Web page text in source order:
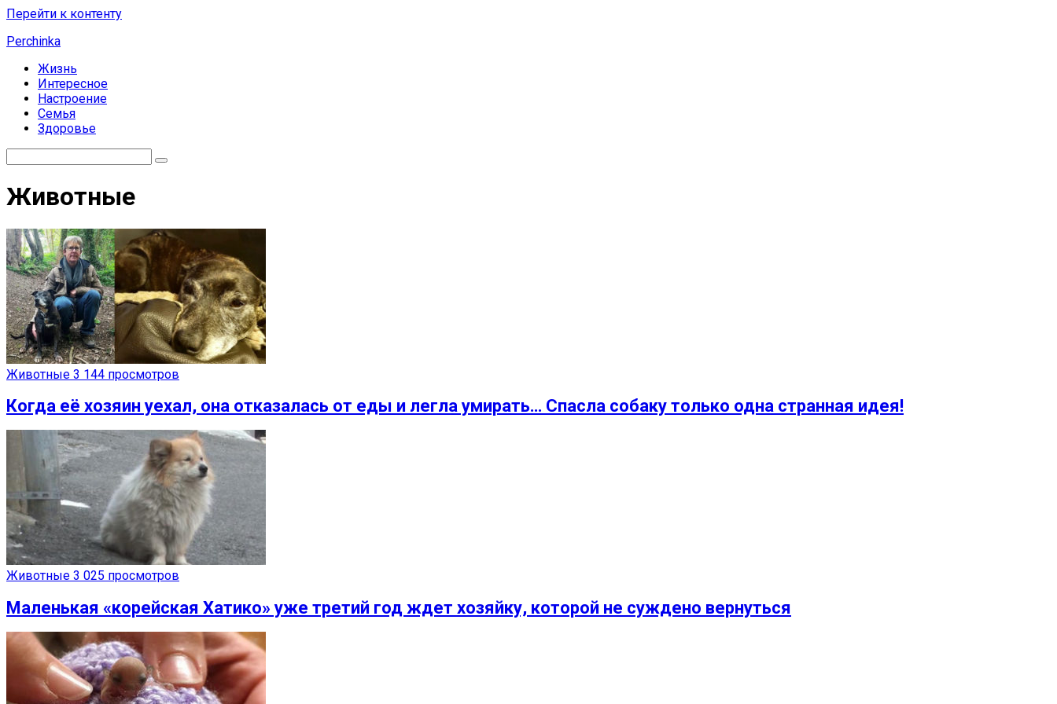
Перейти к контенту
Perchinka
Жизнь
Интересное
Настроение
Семья
Здоровье
Животные
Животные 3 144 просмотров
Когда её хозяин уехал, она отказалась от еды и легла умирать… Спасла собаку только одна странная идея!
Животные 3 025 просмотров
Маленькая «корейская Хатико» уже третий год ждет хозяйку, которой не суждено вернуться